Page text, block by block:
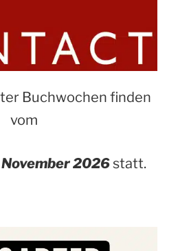
Buchwochen finden
vom
November 2026statt.